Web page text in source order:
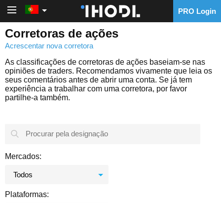
PRO Login
Corretoras de ações
Acrescentar nova corretora
As classificações de corretoras de ações baseiam-se nas
opiniões de traders. Recomendamos vivamente que leia os
seus comentários antes de abrir uma conta. Se já tem
experiência a trabalhar com uma corretora, por favor
partilhe-a também.
Mercados:
Todos
Plataformas: